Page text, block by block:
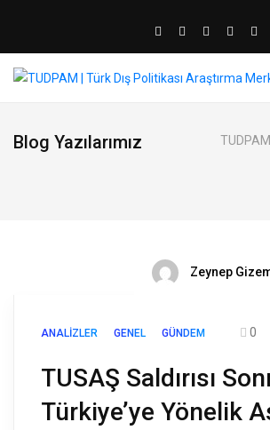
Blog Yazılarımız
Zeynep
ANALIZLER GENEL GÜNDEM 0
TUSAŞ Saldırısı
Türkiye’ye Yönelik